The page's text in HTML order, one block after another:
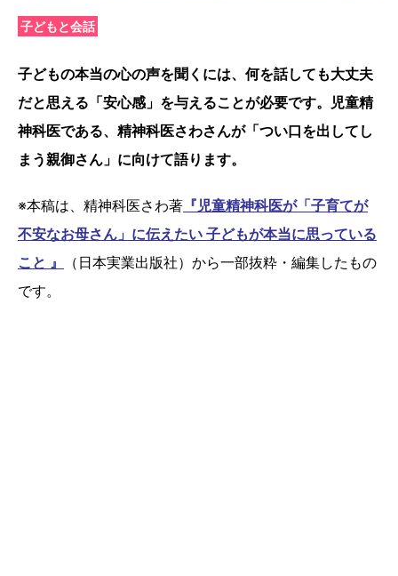
子どもと会話
子どもの本当の心の声を聞くには、何を話しても大丈夫
だと思える「安心感」を与えることが必要です。児童精
神科医である、精神科医さわさんが「つい口を出してし
まう親御さん」に向けて語ります。
※本稿は、精神科医さわ著 『児童精神科医が「子育てが
不安なお母さん」に伝えたい 子どもが本当に思っている
こと 』
（日本実業出版社）から一部抜粋・編集したもの
です。